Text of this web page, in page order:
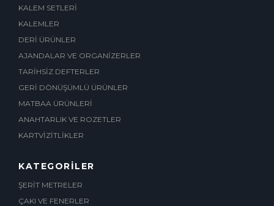
KALEM SETLERİ
KALEMLER
DERİ ÜRÜNLER
AJANDALAR VE ORGANİZERLER
TARİHSİZ DEFTERLER
GERİ DÖNÜŞÜMLÜ ÜRÜNLER
MATBAA ÜRÜNLERİ
ANAHTARLIK VE ROZETLER
KARTVİZİTLİKLER
KATEGORİLER
ŞERİT METRELER
ÇAKI VE FENERLER